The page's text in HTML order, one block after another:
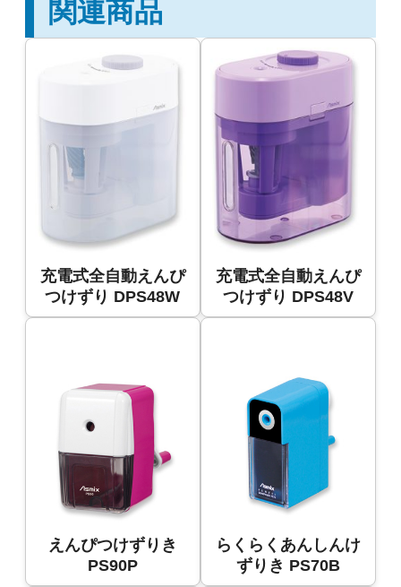
関連商品
充電式全自動えんぴ
つけずり DPS48W
充電式全自動えんぴ
つけずり DPS48V
えんぴつけずりき
PS90P
らくらくあんしんけ
ずりき PS70B